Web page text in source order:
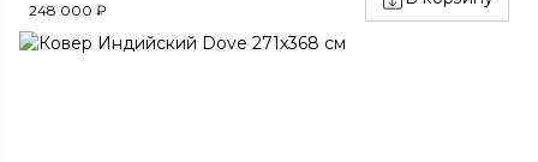
248 000 ₽